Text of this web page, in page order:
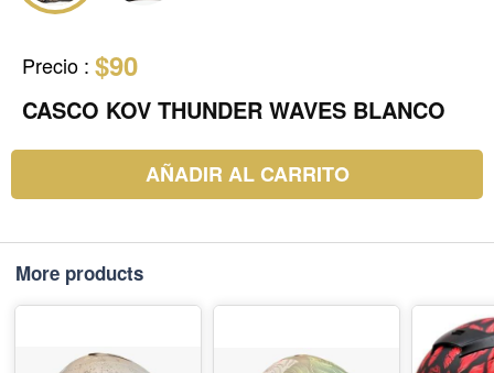
Precio : $90
CASCO KOV THUNDER WAVES BLANCO
AÑADIR AL CARRITO
More products